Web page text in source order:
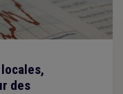
locales,
des